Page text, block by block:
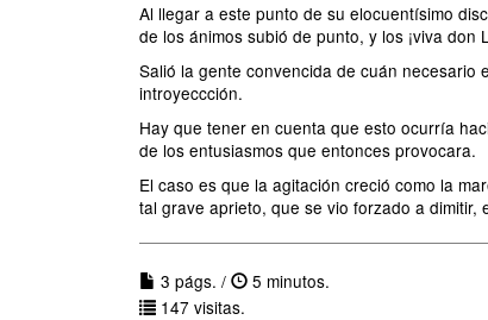
Al llegar a este punto de su elocuentísimo
de los ánimos subió de punto, y los ¡viva
Salió la gente convencida de cuán necesario
introyeccción.
Hay que tener en cuenta que esto ocurría
de los entusiasmos que entonces provocara.
El caso es que la agitación creció como la
tal grave aprieto, que se vio forzado a
3 págs. /
5 minutos.
147 visitas.